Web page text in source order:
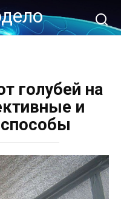
голубей на
и